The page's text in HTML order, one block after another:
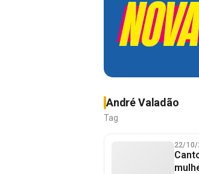
André Valadão
Tag
22/10/